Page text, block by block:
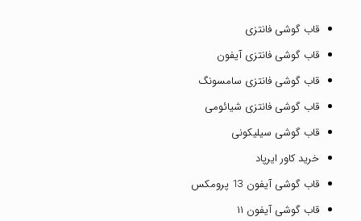
قاب گوشی فانتزی
قاب گوشی فانتزی آیفون
قاب گوشی فانتزی سامسونگ
قاب گوشی فانتزی شیائومی
قاب گوشی سیلیکونی
خرید کاور ایرپاد
قاب گوشی آیفون 13 پرومکس
قاب گوشی آیفون ۱۱